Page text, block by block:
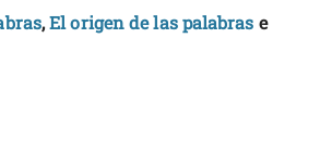
,El origen de las palabras e